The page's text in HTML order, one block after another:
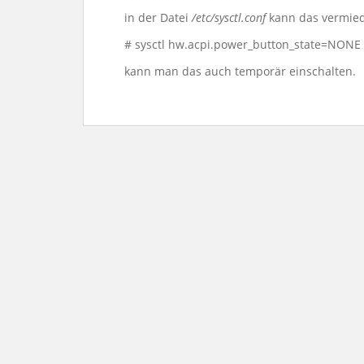
in der Datei/etc/sysctl.confkann das
# sysctl hw.acpi.power_button_state=NONE
kann man das auch temporär einschalten.